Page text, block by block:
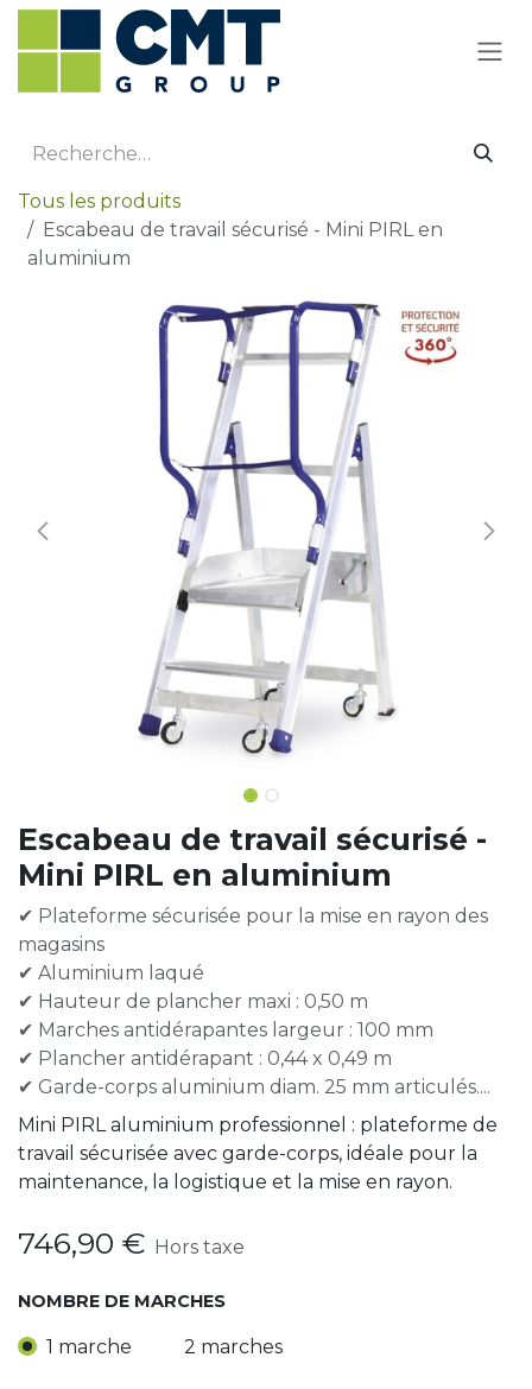
Se rendre au contenu
Tous les produits
Escabeau de travail sécurisé - Mini PIRL en
aluminium
Escabeau de travail sécurisé -
Mini PIRL en aluminium
✔ Plateforme sécurisée pour la mise en rayon des
magasins
✔ Aluminium laqué
✔ Hauteur de plancher maxi : 0,50 m
✔ Marches antidérapantes largeur : 100 mm
✔ Plancher antidérapant : 0,44 x 0,49 m
✔ Garde-corps aluminium diam. 25 mm articulés....
Mini PIRL aluminium professionnel : plateforme de
travail sécurisée avec garde-corps, idéale pour la
maintenance, la logistique et la mise en rayon.
746,90 € Hors taxe
NOMBRE DE MARCHES
1 marche 2 marches